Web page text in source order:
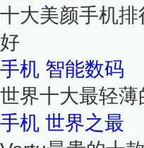
十大美颜手机
好
手机 智能数码
世界十大最轻
手机 世界之最